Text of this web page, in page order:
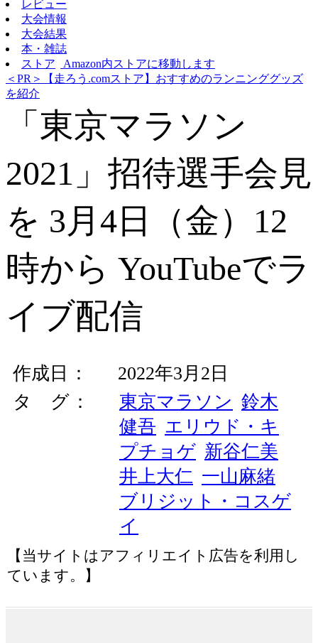
レビュー
大会情報
大会結果
本・雑誌
ストア
Amazon内ストアに移動します
＜PR＞【走ろう.comストア】おすすめのランニンググッズ
を紹介
「東京マラソン
2021」招待選手会見
を 3月4日（金）12
時から YouTubeでラ
イブ配信
作成日
2022年3月2日
タ グ
東京マラソン 鈴木
健吾 エリウド・キ
プチョゲ 新谷仁美
井上大仁 一山麻緒
ブリジット・コスゲ
イ
【当サイトはアフィリエイト広告を利用し
ています。】